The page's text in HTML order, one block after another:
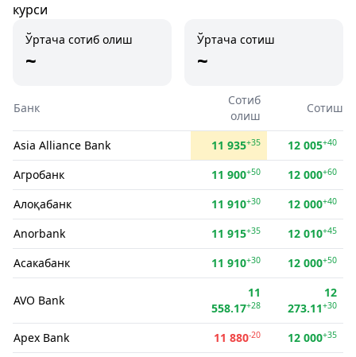
курси
Ўртача сотиб олиш
~
Ўртача сотиш
~
Банк
Сотиб
олиш
Сотиш
Asia Alliance Bank 11 935+35 12 005+40
Агробанк 11 900+50 12 000+60
Алоқабанк 11 910+30 12 000+40
Anorbank 11 915+35 12 010+45
Асакабанк 11 910+30 12 000+50
AVO Bank
11
558.17+28
12
273.11+30
Apex Bank 11 880-20 12 000+35